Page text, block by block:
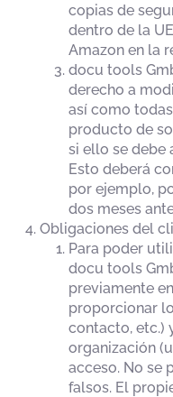
copias de
dentro de la
Amazon en la
docu tools
derecho a
así como
producto de
si ello se debe
Esto deberá
por ejemplo,
dos meses
Obligaciones del
Para poder
docu tools
previamente
proporcionar
contacto, etc.)
organización
acceso. No se
falsos. El